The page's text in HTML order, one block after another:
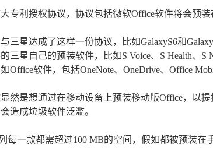
专利授权协议，协议包括微软Office软件将会预装
三星达成了这样一份协议，比如GalaxyS6和
三星自己的预装软件，比如S Voice、S Health、S
Office软件，包括OneNote、OneDrive、Office
然是想通过在移动设备上预装移动版Office，以提
造成垃圾软件泛滥。
每一款都需超过100 MB的空间，假如都被预装在